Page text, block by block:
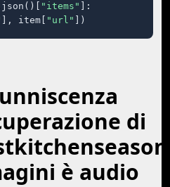
"items"
]:
], item[ "url" ])
di
è audio